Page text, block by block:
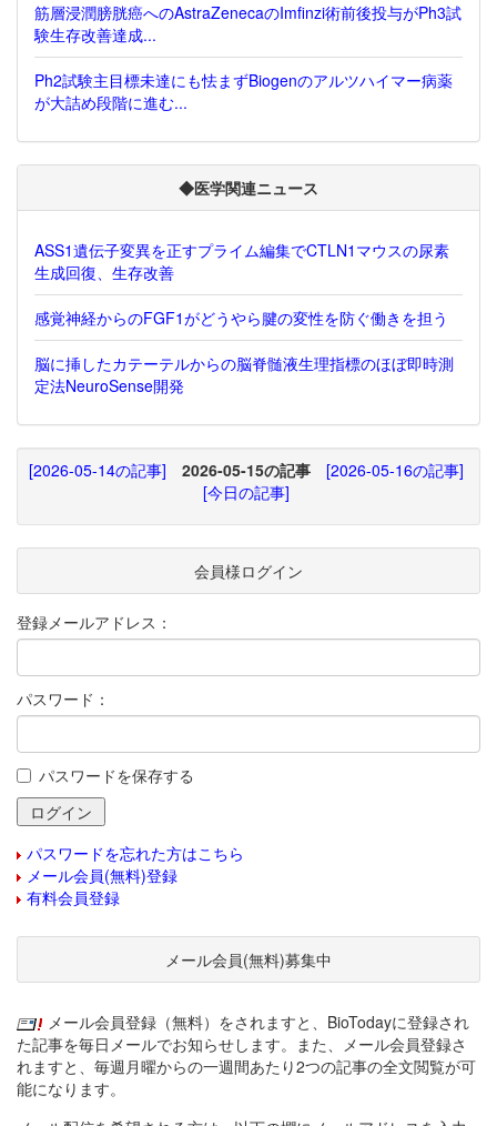
筋層浸潤膀胱癌へのAstraZenecaのImfinzi術前後投与がPh3試
験生存改善達成...
Ph2試験主目標未達にも怯まずBiogenのアルツハイマー病薬
が大詰め段階に進む...
◆医学関連ニュース
ASS1遺伝子変異を正すプライム編集でCTLN1マウスの尿素
生成回復、生存改善
感覚神経からのFGF1がどうやら腱の変性を防ぐ働きを担う
脳に挿したカテーテルからの脳脊髄液生理指標のほぼ即時測
定法NeuroSense開発
[2026-05-14の記事] 2026-05-15の記事
[2026-05-16の記事]
[今日の記事]
会員様ログイン
登録メールアドレス：
パスワード：
パスワードを保存する
パスワードを忘れた方はこちら
メール会員(無料)登録
有料会員登録
メール会員(無料)募集中
メール会員登録（無料）をされますと、BioTodayに登録され
た記事を毎日メールでお知らせします。また、メール会員登録さ
れますと、毎週月曜からの一週間あたり2つの記事の全文閲覧が可
能になります。